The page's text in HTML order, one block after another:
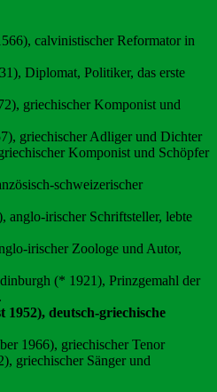
calvinistischer Reformator in
Diplomat, Politiker, das erste
griechischer Komponist und
griechischer Adliger und Dichter
Komponist und Schöpfer
schweizerischer
anglo-irischer Schriftsteller, lebte
irischer Zoologe und Autor,
(* 1921), Prinzgemahl der
deutsch-griechische
1966), griechischer Tenor
griechischer Sänger und